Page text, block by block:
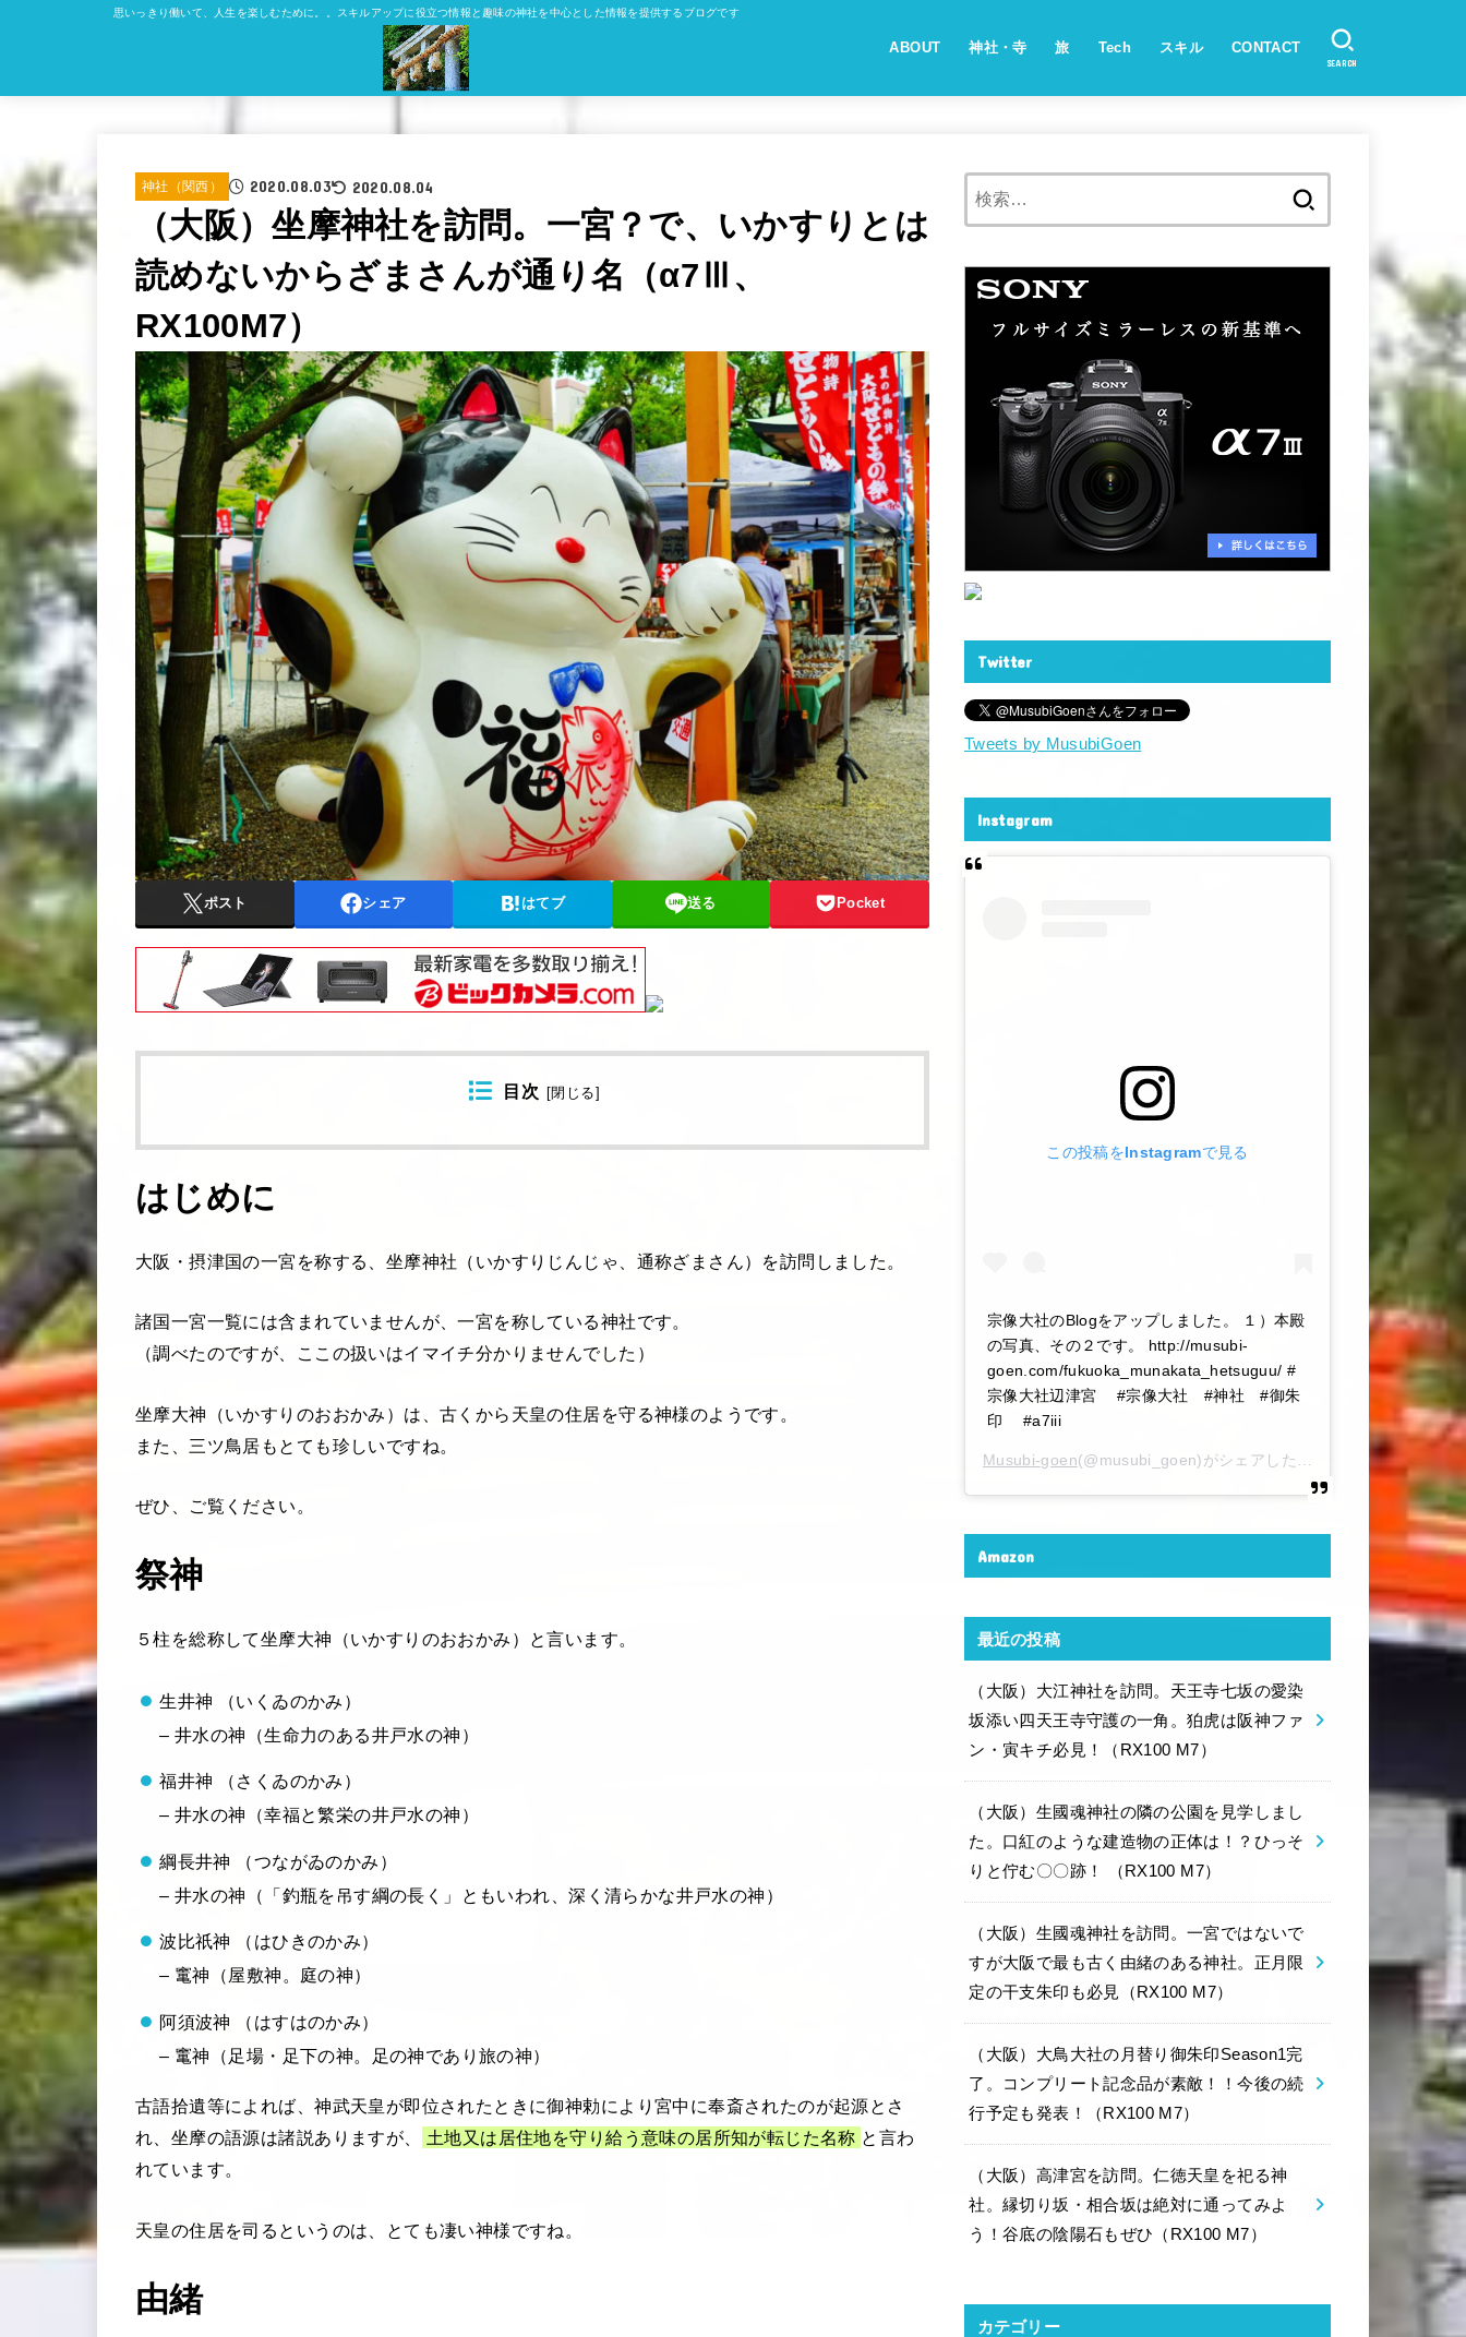
思いっきり働いて、人生を楽しむために。。スキルアップに役立つ情報と趣味の神社を中心とした情報を提供するブログです
ABOUT 神社・寺 旅 Tech スキル CONTACT
SEARCH
神社（関西） 2020.08.03 2020.08.04
（大阪）坐摩神社を訪問。一宮？で、いかすりとは
読めないからざまさんが通り名（α7Ⅲ、
RX100M7）
ポスト シェア はてブ 送る Pocket
目次 閉じる
はじめに
大阪・摂津国の一宮を称する、坐摩神社（いかすりじんじゃ、通称ざまさん）を訪問しました。
諸国一宮一覧には含まれていませんが、一宮を称している神社です。
（調べたのですが、ここの扱いはイマイチ分かりませんでした）
坐摩大神（いかすりのおおかみ）は、古くから天皇の住居を守る神様のようです。
また、三ツ鳥居もとても珍しいですね。
ぜひ、ご覧ください。
祭神
５柱を総称して坐摩大神（いかすりのおおかみ）と言います。
生井神 （いくゐのかみ）
– 井水の神（生命力のある井戸水の神）
福井神 （さくゐのかみ）
– 井水の神（幸福と繁栄の井戸水の神）
綱長井神 （つながゐのかみ）
– 井水の神（「釣瓶を吊す綱の長く」ともいわれ、深く清らかな井戸水の神）
波比祇神 （はひきのかみ）
– 竃神（屋敷神。庭の神）
阿須波神 （はすはのかみ）
– 竃神（足場・足下の神。足の神であり旅の神）
古語拾遺等によれば、神武天皇が即位されたときに御神勅により宮中に奉斎されたのが起源とさ
れ、坐摩の語源は諸説ありますが、
土地又は居住地を守り給う意味の居所知が転じた名称 と言わ
れています。
天皇の住居を司るというのは、とても凄い神様ですね。
由緒
Twitter
Tweets by MusubiGoen
Instagram
この投稿をInstagramで見る
宗像大社のBlogをアップしました。 １）本殿
の写真、その２です。 http://musubi-
goen.com/fukuoka_munakata_hetsuguu/ #
宗像大社辺津宮 #宗像大社 #神社 #御朱
印 #a7iii
Musubi-goen(@musubi_goen)がシェアした投稿 – 2020年 6月月6
Amazon
最近の投稿
（大阪）大江神社を訪問。天王寺七坂の愛染
坂添い四天王寺守護の一角。狛虎は阪神ファ
ン・寅キチ必見！（RX100 M7）
（大阪）生國魂神社の隣の公園を見学しまし
た。口紅のような建造物の正体は！？ひっそ
りと佇む〇〇跡！ （RX100 M7）
（大阪）生國魂神社を訪問。一宮ではないで
すが大阪で最も古く由緒のある神社。正月限
定の干支朱印も必見（RX100 M7）
（大阪）大鳥大社の月替り御朱印Season1完
了。コンプリート記念品が素敵！！今後の続
行予定も発表！（RX100 M7）
（大阪）高津宮を訪問。仁徳天皇を祀る神
社。縁切り坂・相合坂は絶対に通ってみよ
う！谷底の陰陽石もぜひ（RX100 M7）
カテゴリー